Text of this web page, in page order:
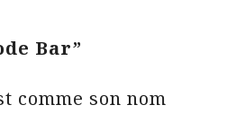
Bar”
comme son nom